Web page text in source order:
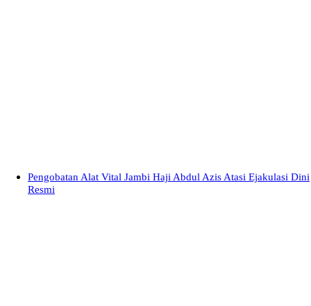
Pengobatan Alat Vital Jambi Haji Abdul Azis Atasi Ejakulasi Dini
Resmi